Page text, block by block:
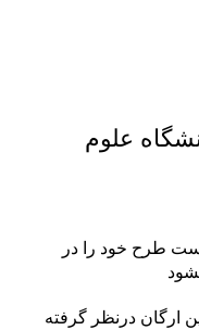
علوم
طرح خود را در
ارگان درنظر گرفته